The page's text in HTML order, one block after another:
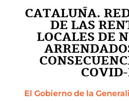
CATALUÑA.
DE LAS
LOCALES DE
El Gobierno de la